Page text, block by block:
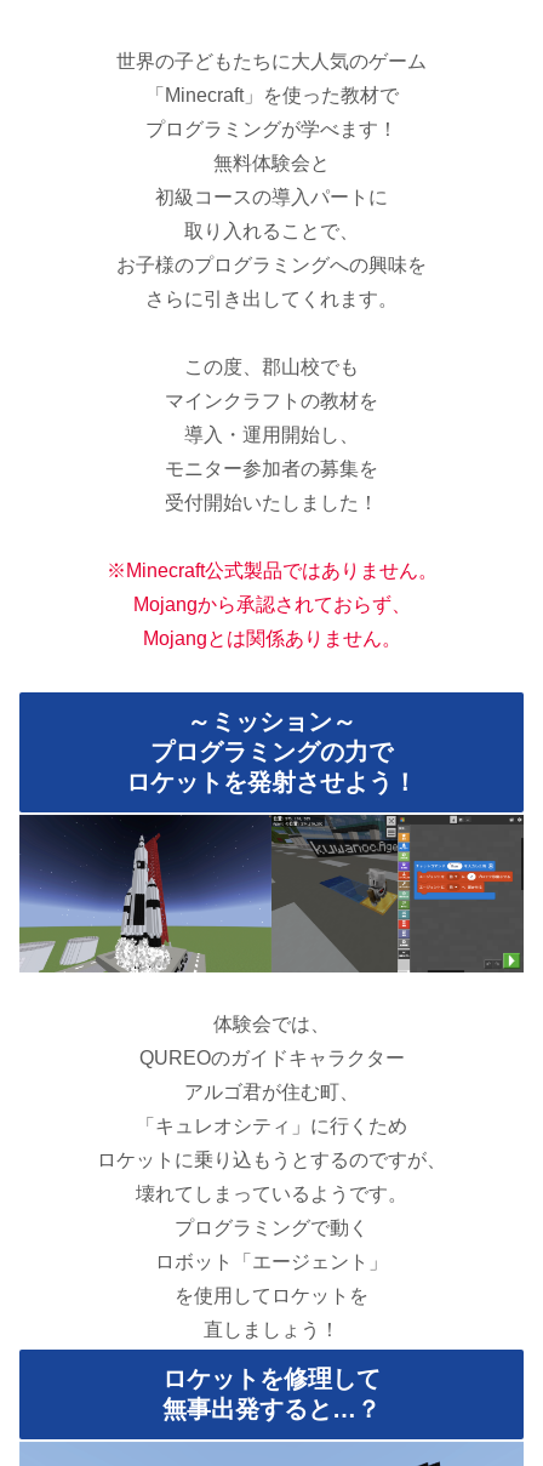
世界の子どもたちに大人気のゲーム
「Minecraft」を使った教材で
プログラミングが学べます！
無料体験会と
初級コースの導入パートに
取り入れることで、
お子様のプログラミングへの興味を
さらに引き出してくれます。
この度、郡山校でも
マインクラフトの教材を
導入・運用開始し、
モニター参加者の募集を
受付開始いたしました！
※Minecraft公式製品ではありません。
Mojangから承認されておらず、
Mojangとは関係ありません。
～ミッション～
プログラミングの力で
ロケットを発射させよう！
体験会では、
QUREOのガイドキャラクター
アルゴ君が住む町、
「キュレオシティ」に行くため
ロケットに乗り込もうとするのですが、
壊れてしまっているようです。
プログラミングで動く
ロボット「エージェント」
を使用してロケットを
直しましょう！
ロケットを修理して
無事出発すると…？